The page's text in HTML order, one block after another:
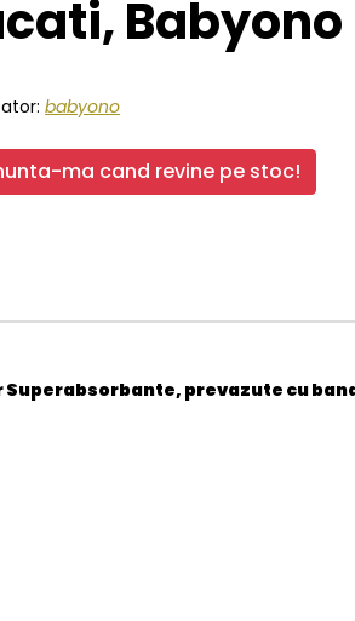
Babyono
babyono
ma cand revine pe stoc!
prevazute cu